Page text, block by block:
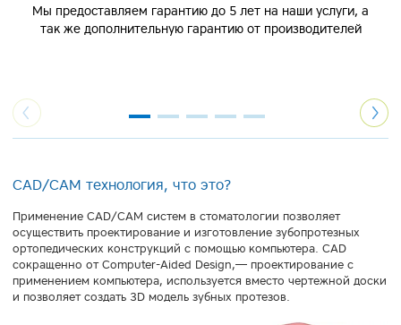
Мы предоставляем гарантию до 5 лет на наши услуги, а
так же дополнительную гарантию от производителей
CAD/CAM технология, что это?
Применение CAD/CAM систем в стоматологии позволяет
осуществить проектирование и изготовление зубопротезных
ортопедических конструкций с помощью компьютера. CAD
сокращенно от Computer-Aided Design,— проектирование с
применением компьютера, используется вместо чертежной доски
и позволяет создать 3D модель зубных протезов.